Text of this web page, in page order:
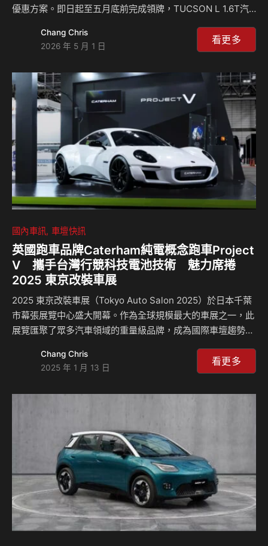
優惠方案。即日起至五月底前完成領牌，TUCSON L 1.6T汽
元的AVM環景輔助及BVM盲區顯示輔助，同時再享包含80萬
高額零利率、延長保固等價值六萬的購車優惠。協助消費者以
的中型SUV。 鎖定百萬內休旅車市場 安全配備一次到位
TUCSON L以大膽且搶眼的外觀設計，在中型SUV市場展現
鮮明辨識度。承襲HYUNDAI Sensuous Sportiness…
Chang Chris
2026 年 5 月 1 日
看更多
國內車訊 車壇快訊
英國跑車品牌Caterham純電概念跑車Project
V 攜手台灣行競科技電池技術 魅力席捲
2025 東京改裝車展
2025 東京改裝車展（Tokyo Auto Salon 2025）於日本千葉
市幕張展覽中心盛大開幕。作為全球規模最大的車展之一，此
展覽匯聚了眾多汽車領域的重量級品牌，成為國際車壇趨勢的
池技術先驅——行競科技（XING Mobility），展出全新純電
輕量化概念跑車 Project V，結合行競科技的 IMMERSIO™
Chang Chris
2025 年 1 月 13 日
看更多